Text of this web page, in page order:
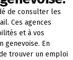
de consulter les
Ces agences
et à vos
genevoise. En
trouver un emploi